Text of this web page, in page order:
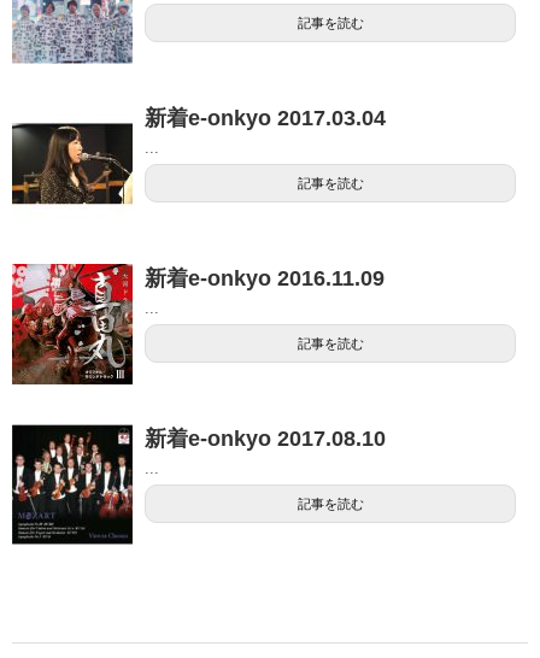
記事を読む
新着e-onkyo 2017.03.04
記事を読む
新着e-onkyo 2016.11.09
記事を読む
新着e-onkyo 2017.08.10
記事を読む